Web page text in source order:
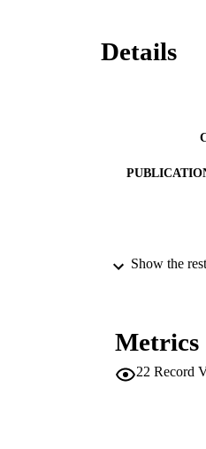
Details
SERIES
Show the rest
Metrics
22 Record